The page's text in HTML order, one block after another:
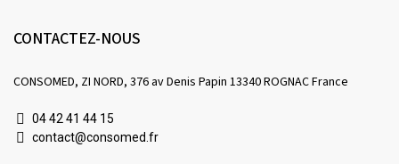
CONTACTEZ-NOUS
CONSOMED, ZI NORD, 376 av Denis Papin 13340 ROGNAC France
04 42 41 44 15
contact@consomed.fr